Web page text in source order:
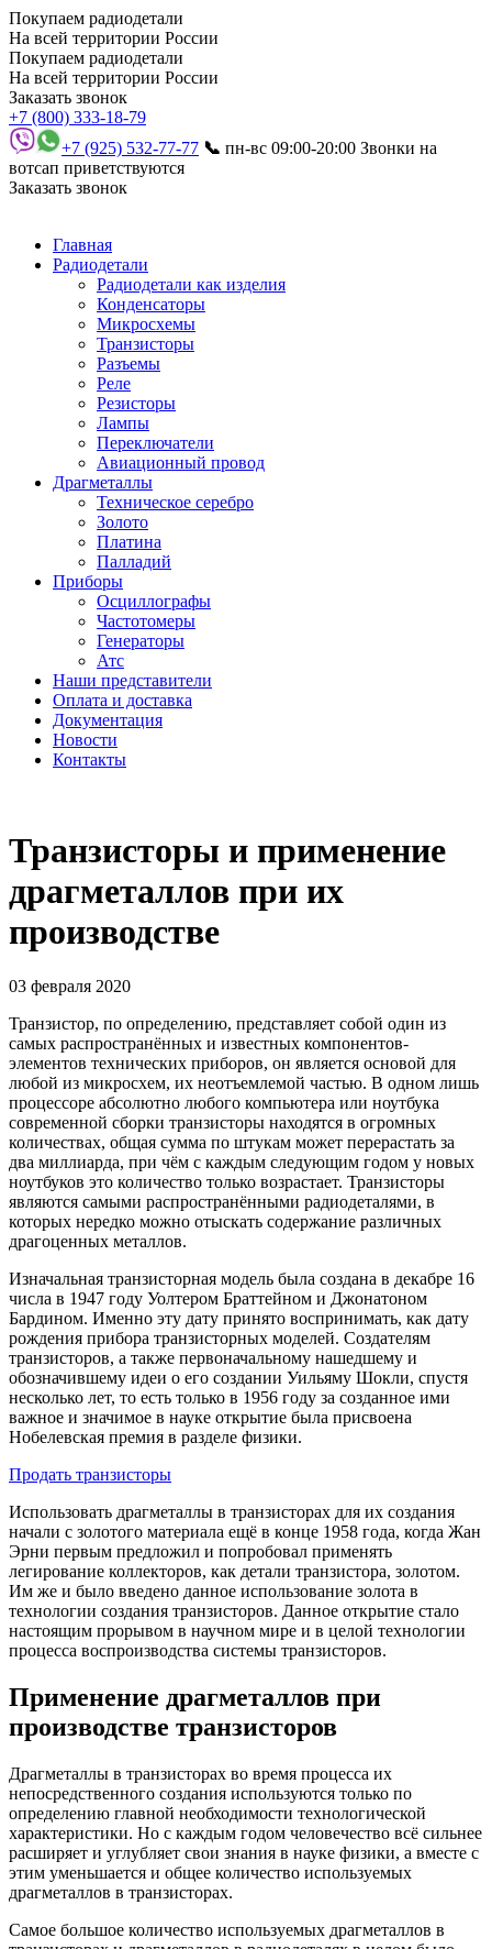
Покупаем радиодетали
На всей территории России
Покупаем радиодетали
На всей территории России
Заказать звонок
+7 (800) 333-18-79
+7 (925) 532-77-77 📞 пн-вс 09:00-20:00 Звонки на
вотсап приветствуются
Заказать звонок
Главная
Радиодетали
Радиодетали как изделия
Конденсаторы
Микросхемы
Транзисторы
Разъемы
Реле
Резисторы
Лампы
Переключатели
Авиационный провод
Драгметаллы
Техническое серебро
Золото
Платина
Палладий
Приборы
Осциллографы
Частотомеры
Генераторы
Атс
Наши представители
Оплата и доставка
Документация
Новости
Контакты
Транзисторы и применение
драгметаллов при их
производстве
03 февраля 2020
Транзистор, по определению, представляет собой один из
самых распространённых и известных компонентов-
элементов технических приборов, он является основой для
любой из микросхем, их неотъемлемой частью. В одном лишь
процессоре абсолютно любого компьютера или ноутбука
современной сборки транзисторы находятся в огромных
количествах, общая сумма по штукам может перерастать за
два миллиарда, при чём с каждым следующим годом у новых
ноутбуков это количество только возрастает. Транзисторы
являются самыми распространёнными радиодеталями, в
которых нередко можно отыскать содержание различных
драгоценных металлов.
Изначальная транзисторная модель была создана в декабре 16
числа в 1947 году Уолтером Браттейном и Джонатоном
Бардином. Именно эту дату принято воспринимать, как дату
рождения прибора транзисторных моделей. Создателям
транзисторов, а также первоначальному нашедшему и
обозначившему идеи о его создании Уильяму Шокли, спустя
несколько лет, то есть только в 1956 году за созданное ими
важное и значимое в науке открытие была присвоена
Нобелевская премия в разделе физики.
Продать транзисторы
Использовать драгметаллы в транзисторах для их создания
начали с золотого материала ещё в конце 1958 года, когда Жан
Эрни первым предложил и попробовал применять
легирование коллекторов, как детали транзистора, золотом.
Им же и было введено данное использование золота в
технологии создания транзисторов. Данное открытие стало
настоящим прорывом в научном мире и в целой технологии
процесса воспроизводства системы транзисторов.
Применение драгметаллов при
производстве транзисторов
Драгметаллы в транзисторах во время процесса их
непосредственного создания используются только по
определению главной необходимости технологической
характеристики. Но с каждым годом человечество всё сильнее
расширяет и углубляет свои знания в науке физики, а вместе с
этим уменьшается и общее количество используемых
драгметаллов в транзисторах.
Самое большое количество используемых драгметаллов в